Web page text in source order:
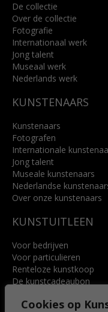
Cookies op
De collectie
Over de collectie
Fotografie
Internationaal werk
Jong talent
Museaal werk
Nederlands werk
KUNSTENAARS
Kunstenaars
Fotografen
Internationale
Jong talent
Museale kunstenaars
Nederlandse
Over onze kunstenaars
KUNSTUITLEEN
Voor bedrijven
Voor particulieren
Renteloze kunstkoop
De kunstcadeaubon
Voordelen